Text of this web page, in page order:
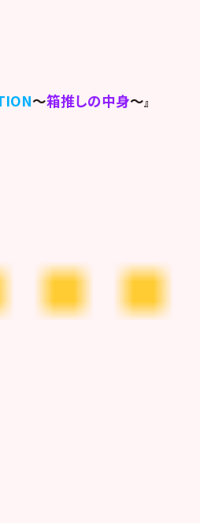
～箱推しの中身～』